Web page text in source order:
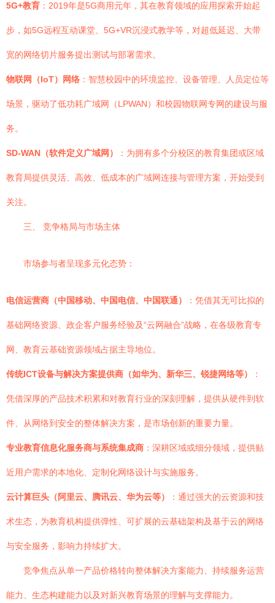
5G+教育 ：2019年是5G商用元年，其在教育领域的应用探索开始起
步，如5G远程互动课堂、5G+VR沉浸式教学等，对超低延迟、大带
宽的网络切片服务提出测试与部署需求。
物联网（IoT）网络 ：智慧校园中的环境监控、设备管理、人员定位等
场景，驱动了低功耗广域网（LPWAN）和校园物联网专网的建设与服
务。
SD-WAN（软件定义广域网） ：为拥有多个分校区的教育集团或区域
教育局提供灵活、高效、低成本的广域网连接与管理方案，开始受到
关注。
三、 竞争格局与市场主体
市场参与者呈现多元化态势：
电信运营商（中国移动、中国电信、中国联通） ：凭借其无可比拟的
基础网络资源、政企客户服务经验及“云网融合”战略，在各级教育专
网、教育云基础资源领域占据主导地位。
传统ICT设备与解决方案提供商（如华为、新华三、锐捷网络等） ：
凭借深厚的产品技术积累和对教育行业的深刻理解，提供从硬件到软
件、从网络到安全的整体解决方案，是市场创新的重要力量。
专业教育信息化服务商与系统集成商 ：深耕区域或细分领域，提供贴
近用户需求的本地化、定制化网络设计与实施服务。
云计算巨头（阿里云、腾讯云、华为云等） ：通过强大的云资源和技
术生态，为教育机构提供弹性、可扩展的云基础架构及基于云的网络
与安全服务，影响力持续扩大。
竞争焦点从单一产品价格转向整体解决方案能力、持续服务运营
能力、生态构建能力以及对新兴教育场景的理解与支撑能力。